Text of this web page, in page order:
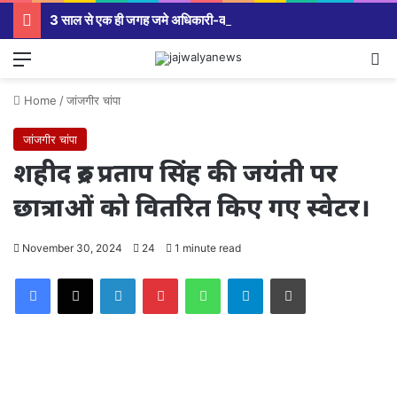
Menu
Home /जांजगीर चांपा
जांजगीर चांपा
शहीद रुद्र प्रताप सिंह की जयंती पर
छात्राओं को वितरित किए गए स्वेटर।
November 30, 2024 24 1 minute read
Facebook
X LinkedInPinterestWhatsAppTelegramPrint